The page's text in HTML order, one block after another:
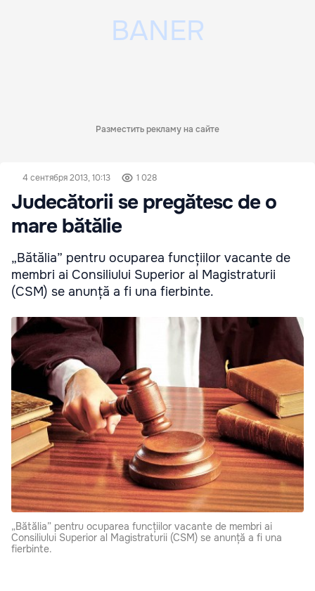
Разместить рекламу на сайте
4 сентября 2013, 10:13 1 028
Judecătorii se pregătesc de o
mare bătălie
„Bătălia” pentru ocuparea funcțiilor vacante de
membri ai Consiliului Superior al Magistraturii
(CSM) se anunță a fi una fierbinte.
„Bătălia” pentru ocuparea funcțiilor vacante de membri ai
Consiliului Superior al Magistraturii (CSM) se anunță a fi una
fierbinte.